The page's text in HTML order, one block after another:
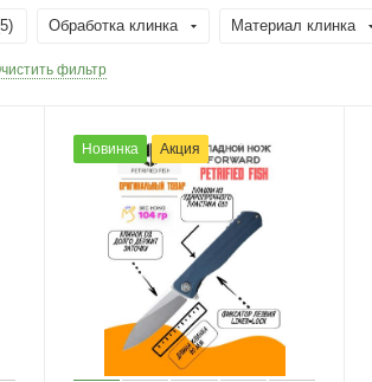
5) Обработка клинка Материал клинка
фильтр
Новинка Акция